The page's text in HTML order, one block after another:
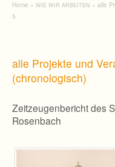
Home » WIE WIR ARBEITEN » alle
5
alle Projekte und
(chronologisch)
Zeitzeugenbericht des
Rosenbach